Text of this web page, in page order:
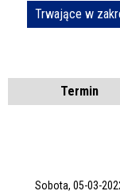
Szukana fraza
Kategoria
Trwające w
Termin
Sobota, 05-03-